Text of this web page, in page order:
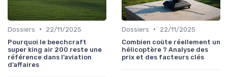
Dossiers •
22/11/2025
Pourquoi le beechcraft
super king air 200 reste une
référence dans l’aviation
d’affaires
Dossiers •
22/11/2025
Combien coûte réellement un
hélicoptère ? Analyse des
prix et des facteurs clés